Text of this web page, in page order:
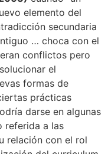
elemento del
secundaria
… choca con el
conflictos pero
el
formas de
prácticas
darse en algunas
referida a las
relación con el rol